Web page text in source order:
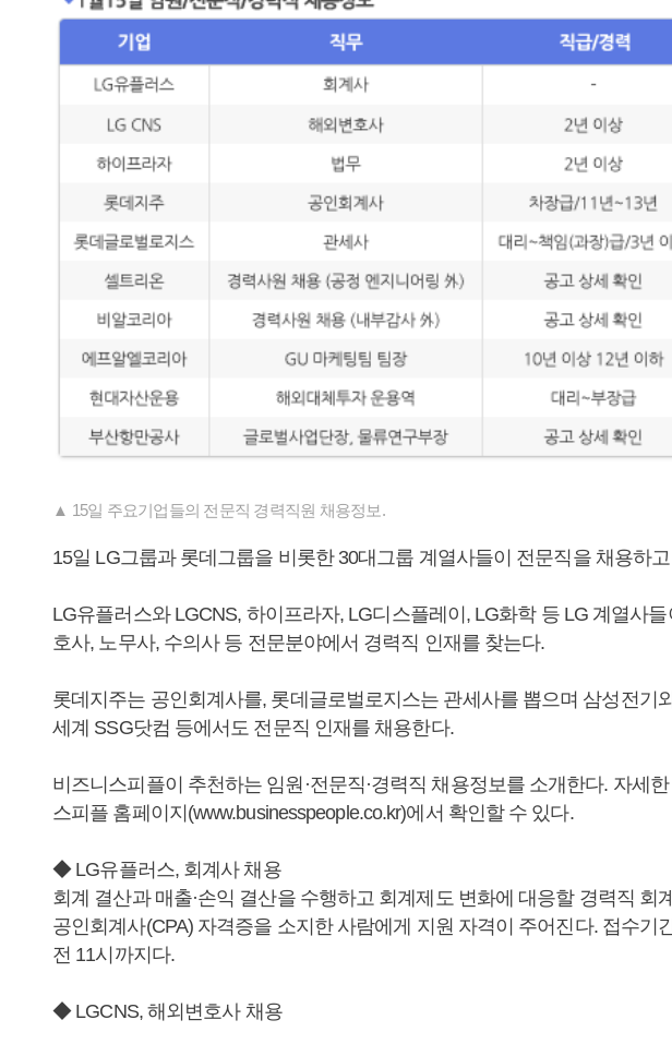
▲ 15일 주요기업들의 전문직 경력직원 채용정보.
15일 LG그룹과 롯데그룹을 비롯한 30대그룹 계열사들이 전문직을 채용하
LG유플러스와 LGCNS, 하이프라자, LG디스플레이, LG화학 등 LG 계열사
호사, 노무사, 수의사 등 전문분야에서 경력직 인재를 찾는다.
롯데지주는 공인회계사를, 롯데글로벌로지스는 관세사를 뽑으며 삼성전기
세계 SSG닷컴 등에서도 전문직 인재를 채용한다.
비즈니스피플이 추천하는 임원·전문직·경력직 채용정보를 소개한다. 자세한
스피플 홈페이지(www.businesspeople.co.kr)에서 확인할 수 있다.
◆ LG유플러스, 회계사 채용
회계 결산과 매출·손익 결산을 수행하고 회계제도 변화에 대응할 경력직 회
공인회계사(CPA) 자격증을 소지한 사람에게 지원 자격이 주어진다. 접수기
전 11시까지다.
◆ LGCNS, 해외변호사 채용